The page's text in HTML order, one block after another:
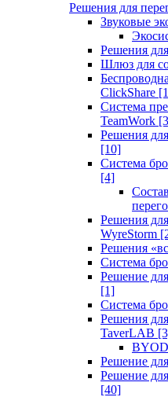
Решения для
Звуковые
Решения
Шлюз для
ClickShare
Система
TeamWork
Решения
[10]
Система
[4]
Решения
WyreStorm
Решения
Система
Решение
[1]
Система
Решения
TaverLAB
Решение
Решение
[40]